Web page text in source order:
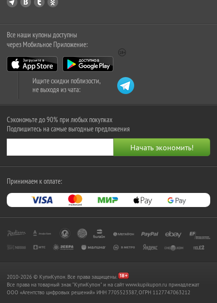
Все наши купоны доступны
через Мобильное Приложение:
Ищите скидки поблизости,
не выходя из чата:
Сэкономьте до 90% при любых покупках
Подпишитесь на самые выгодные предложения
Принимаем к оплате:
2010-2026 © КупиКупон. Все права защищены.
Все права на товарный знак "КупиКупон" и на сайт www.kupikupon.ru принадлежат
OOO «Агентство цифровых решений» ИНН 7705523387, ОГРН 1127747063212